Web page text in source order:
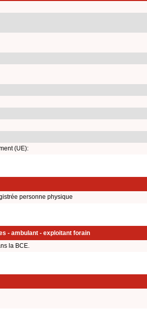
(UE):
personne physique
- ambulant - exploitant forain
la BCE.